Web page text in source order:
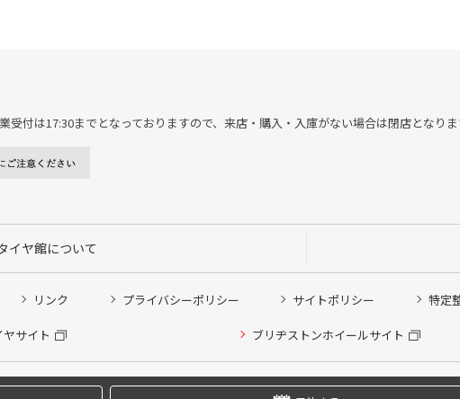
受付は17:30までとなっておりますので、来店・購入・入庫がない場合は閉店となりま
イヤ館について
リンク プライバシーポリシー サイトポリシー 特定
サイト ブリヂストンホイールサイト
Copyright © 2024 Bridgestone Retail Co.,Ltd. All rights Reserved.
オイル交換/その他ピット作業の予約
タイヤ履き替えを希望のクローク契約会員の方はこちらを選択ください
ーク契約会員の方はご利用いただけません